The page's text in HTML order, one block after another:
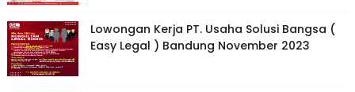
Lowongan Kerja PT. Usaha Solusi Bangsa (
Easy Legal ) Bandung November 2023